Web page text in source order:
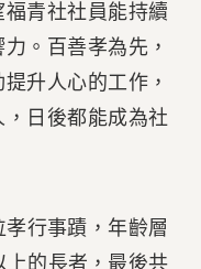
青社社員能持續
。百善孝為先，
升人心的工作，
日後都能成為社
行事蹟，年齡層
上的長者，最後共